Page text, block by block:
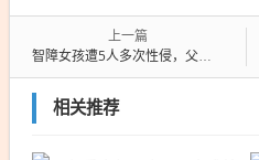
上一篇
智障女孩遭5人多次性侵，父亲维权被打死，详情曝出，网友爆评
相关推荐